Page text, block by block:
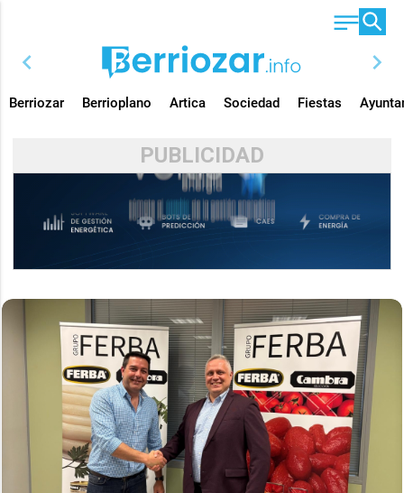
chevron_left chevron_right
Berriozar Berrioplano Artica Sociedad Fiestas
PUBLICIDAD